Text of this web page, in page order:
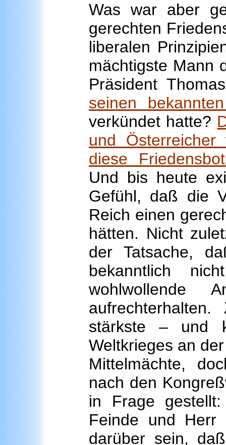
Was war aber
gerechten
liberalen
mächtigste Mann
Präsident
seinen
verkündet hatte?
und
diese
Und bis heute
Gefühl, daß die
Reich einen
hätten. Nicht
der Tatsache,
bekanntlich
stärkste – und
Weltkrieges an
Mittelmächte,
nach den
in Frage
Feinde und Herr
darüber sein,